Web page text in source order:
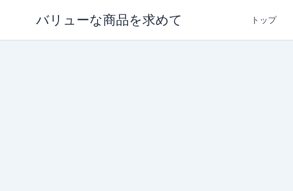
バリューな商品を求めて トップ